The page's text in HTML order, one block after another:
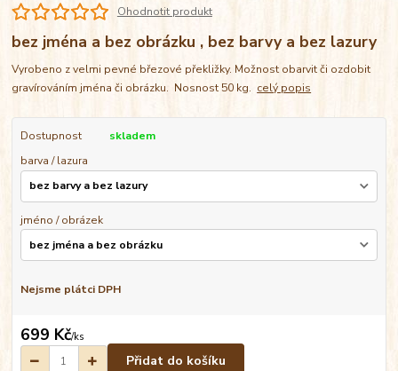
Ohodnotit produkt
bez jména a bez obrázku , bez barvy a bez lazury
Vyrobeno z velmi pevné březové překližky. Možnost obarvit či ozdobit
gravírováním jména či obrázku. Nosnost 50 kg. celý popis
Dostupnost
skladem
barva / lazura
jméno / obrázek
Nejsme plátci DPH
699 Kč/ks
Přidat do košíku